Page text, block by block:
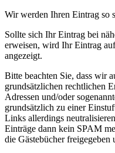
Wir werden Ihren Eintrag so
Sollte sich Ihr Eintrag bei
erweisen, wird Ihr Eintrag
angezeigt.
Bitte beachten Sie, dass wir
grundsätzlichen rechtlichen
Adressen und/oder
grundsätzlich zu einer
Links allerdings
Einträge dann kein SPAM
die Gästebücher freigegeben